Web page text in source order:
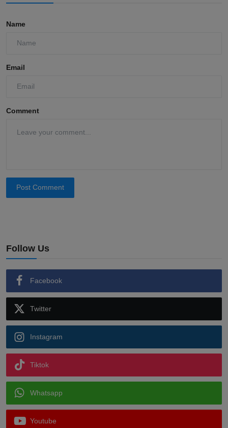
Name
Email
Comment
Post Comment
Follow Us
Facebook
Twitter
Instagram
Tiktok
Whatsapp
Youtube